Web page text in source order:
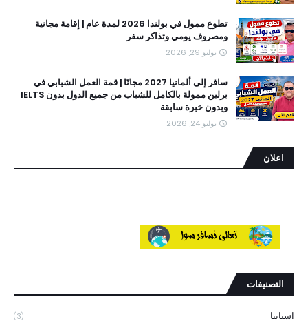
تطوع ممول في بولندا 2026 لمدة عام | إقامة مجانية
ومصروف يومي وتذاكر سفر
يوليو 29, 2026
سافر إلى ألمانيا 2027 مجانًا | قمة العمل الشبابي في
برلين ممولة بالكامل للشباب من جميع الدول بدون IELTS
وبدون خبرة سابقة
يوليو 24, 2026
اعلان
التصنيفات
اسبانيا (3)